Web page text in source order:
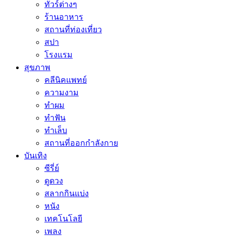
ทัวร์ต่างๆ
ร้านอาหาร
สถานที่ท่องเที่ยว
สปา
โรงแรม
สุขภาพ
คลีนิคแพทย์
ความงาม
ทำผม
ทำฟัน
ทำเล็บ
สถานที่ออกกำลังกาย
บันเทิง
ซีรี่ย์
ดูดวง
สลากกินแบ่ง
หนัง
เทคโนโลยี
เพลง